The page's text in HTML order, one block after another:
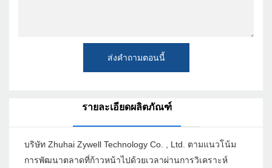
ส่งคำถามตอนนี้
รายละเอียดผลิตภัณฑ์
บริษัท Zhuhai Zywell Technology Co. , Ltd. ตามแนวโน้ม
การพัฒนาตลาดที่ก้าวหน้าไปด้วยเวลาผ่านการวิเคราะห์